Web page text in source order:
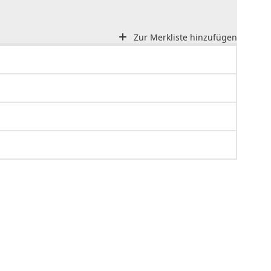
Zur Merkliste hinzufügen